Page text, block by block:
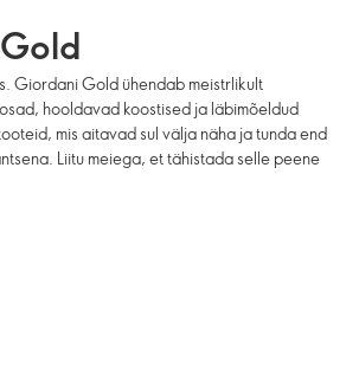
Giordani Gold ühendab meistrlikult
hooldavad koostised ja läbimõeldud
mis aitavad sul välja näha ja tunda end
Liitu meiega, et tähistada selle peene